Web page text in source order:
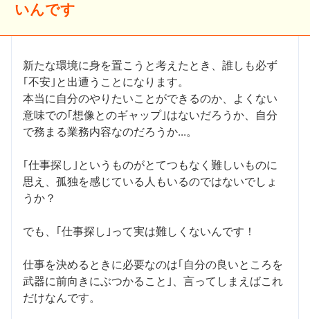
いんです
新たな環境に身を置こうと考えたとき、誰しも必ず
｢不安｣と出遭うことになります。
本当に自分のやりたいことができるのか、よくない
意味での｢想像とのギャップ｣はないだろうか、自分
で務まる業務内容なのだろうか...。
｢仕事探し｣というものがとてつもなく難しいものに
思え、孤独を感じている人もいるのではないでしょ
うか？
でも、｢仕事探し｣って実は難しくないんです！
仕事を決めるときに必要なのは｢自分の良いところを
武器に前向きにぶつかること｣、言ってしまえばこれ
だけなんです。